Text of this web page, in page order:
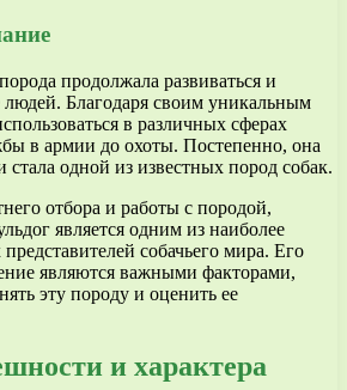
продолжала развиваться и
Благодаря своим уникальным
в различных сферах
в армии до охоты. Постепенно, она
стала одной из известных пород собак.
отбора и работы с породой,
является одним из наиболее
собачьего мира. Его
являются важными факторами,
эту породу и оценить ее
и характера